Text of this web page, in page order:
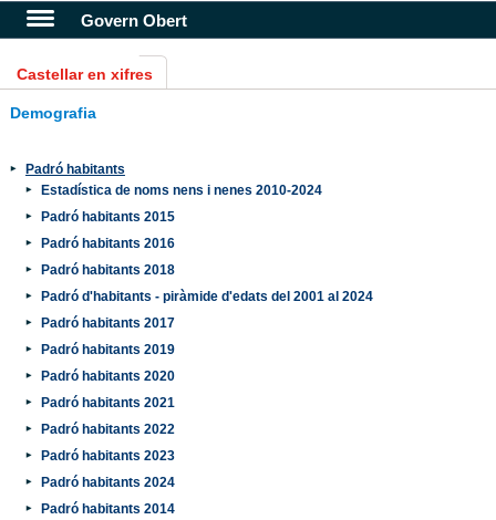
Govern Obert
Castellar en xifres
Demografia
Padró habitants
Estadística de noms nens i nenes 2010-2024
Padró habitants 2015
Padró habitants 2016
Padró habitants 2018
Padró d'habitants - piràmide d'edats del 2001 al 2024
Padró habitants 2017
Padró habitants 2019
Padró habitants 2020
Padró habitants 2021
Padró habitants 2022
Padró habitants 2023
Padró habitants 2024
Padró habitants 2014